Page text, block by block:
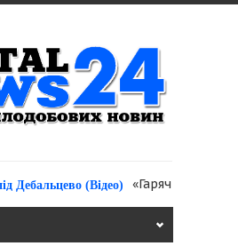
(Відео) «Гарячий ролик»